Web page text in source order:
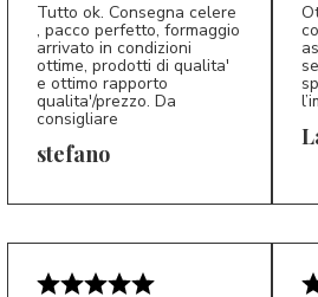
S*
Tutto ok. Consegna celere
, pacco perfetto, formaggio
arrivato in condizioni
ottime, prodotti di qualita'
e ottimo rapporto
qualita'/prezzo. Da
consigliare
stefano LP